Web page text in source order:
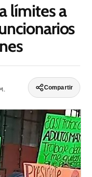
límites a
Compartir